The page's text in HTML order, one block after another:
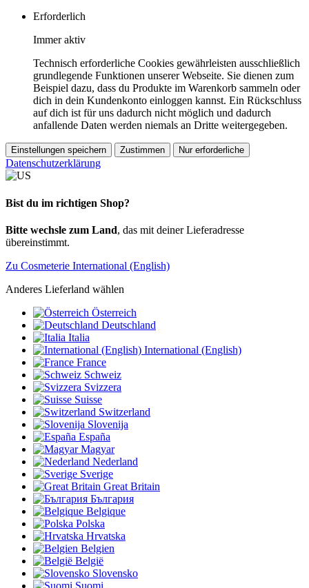
Erforderlich
Immer aktiv
Technisch erforderliche Cookies gewährleisten ausschließlich
grundlegende Funktionen unserer Webseite. Sie dienen zum
Beispiel dazu, dass du Produkte im Warenkorb sammeln oder
dich in dein Kundenkonto einloggen kannst. Ein Rückschluss
auf dich ist für uns dadurch nicht möglich und dadurch
anfallende Daten werden niemals an Dritte weitergegeben.
Einstellungen speichern Zustimmen Nur erforderliche
Datenschutzerklärung
Bist du im richtigen Shop?
Bitte wechsle zum Land, das mit deiner Lieferadresse
übereinstimmt.
Zu Cosmeterie International (English)
Anderes Lieferland wählen
Österreich
Deutschland
Italia
International (English)
France
Schweiz
Svizzera
Suisse
Switzerland
Slovenija
España
Magyar
Nederland
Sverige
Great Britain
България
Belgique
Polska
Hrvatska
Belgien
België
Slovensko
Suomi